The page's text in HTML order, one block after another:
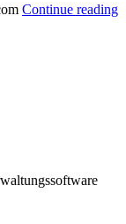
Continue reading